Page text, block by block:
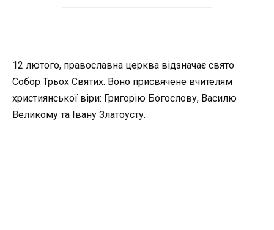
12 лютого, православна церква відзначає свято
Собор Трьох Святих. Воно присвячене вчителям
християнської віри: Григорію Богослову, Василю
Великому та Івану Златоусту.